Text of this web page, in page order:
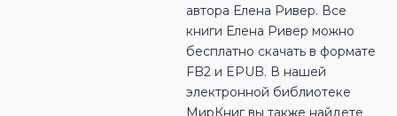
автора Елена Ривер. Все
книги Елена Ривер можно
бесплатно скачать в формате
FB2 и EPUB. В нашей
электронной библиотеке
МирКниг вы также найдете